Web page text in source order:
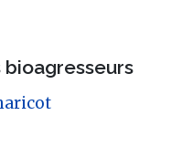
bioagresseurs